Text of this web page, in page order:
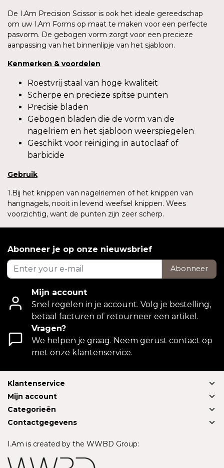
De I.Am Precision Scissor is ook het ideale gereedschap
om uw I.Am Forms op maat te maken voor een perfecte
pasvorm. De gebogen vorm zorgt voor een precieze
aanpassing van het binnenlipje van het sjabloon.
Kenmerken & voordelen
Roestvrij staal van hoge kwaliteit
Scherpe en precieze spitse punten
Precisie bladen
Gebogen bladen die de vorm van de
nagelriem en het sjabloon weerspiegelen
Geschikt voor reiniging in autoclaaf of
barbicide
Gebruik
1.Bij het knippen van nagelriemen of het knippen van
hangnagels, nooit in levend weefsel knippen. Wees
voorzichtig, want de punten zijn zeer scherp.
Abonneer je op onze nieuwsbrief
Abonneer
Mijn account
Snel regelen in je account. Volg je bestelling,
betaal facturen of retourneer een artikel.
Vragen?
We helpen je graag. Neem gerust contact op
met onze klantenservice.
Klantenservice
Mijn account
Categorieën
Contactgegevens
I.Am is created by the WWBD Group: